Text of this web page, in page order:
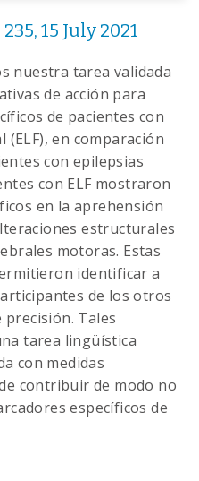
15 July 2021
nuestra tarea validada
de acción para
de pacientes con
en comparación
con epilepsias
con ELF mostraron
en la aprehensión
estructurales
motoras. Estas
identificar a
de los otros
precisión. Tales
tarea lingüística
con medidas
contribuir de modo no
específicos de